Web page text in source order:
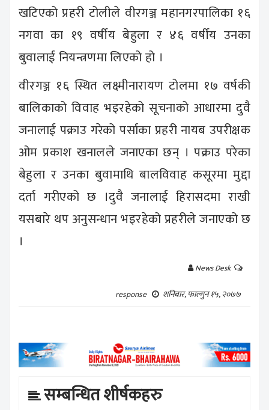
खटिएको प्रहरी टोलीले वीरगञ्ज महानगरपालिका १६
नगवा का १९ वर्षीय बेहुला र ४६ वर्षीय उनका
बुवालाई नियन्त्रणमा लिएको हो ।
वीरगञ्ज १६ स्थित लक्ष्मीनारायण टोलमा १७ वर्षकी
बालिकाको विवाह भइरहेको सूचनाको आधारमा दुवै
जनालाई पक्राउ गरेको पर्साका प्रहरी नायब उपरीक्षक
ओम प्रकाश खनालले जनाएका छन् । पक्राउ परेका
बेहुला र उनका बुवामाथि बालविवाह कसूरमा मुद्दा
दर्ता गरीएको छ ।दुवै जनालाई हिरासदमा राखी
यसबारे थप अनुसन्धान भइरहेको प्रहरीले जनाएको छ
।
News Desk
response
शनिबार, फाल्गुन १५, २०७७
सम्बन्धित शीर्षकहरु